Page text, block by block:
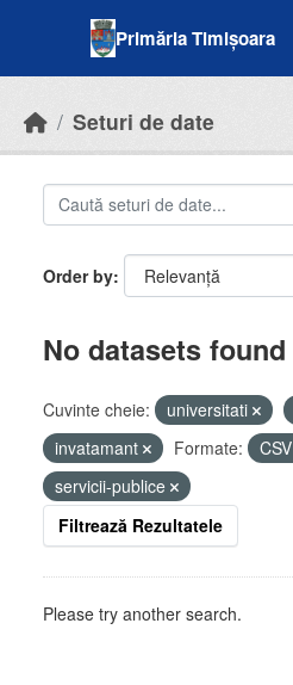
Primăria Timișoara
Seturi de date
Order by
No datasets found
Cuvinte cheie: universitati
invatamant
Formate: CSV
servicii-publice
Filtrează Rezultatele
Please try another search.